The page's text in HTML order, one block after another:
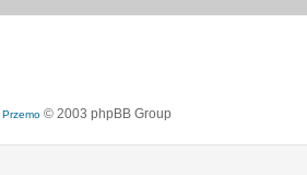
Przemo © 2003 phpBB Group